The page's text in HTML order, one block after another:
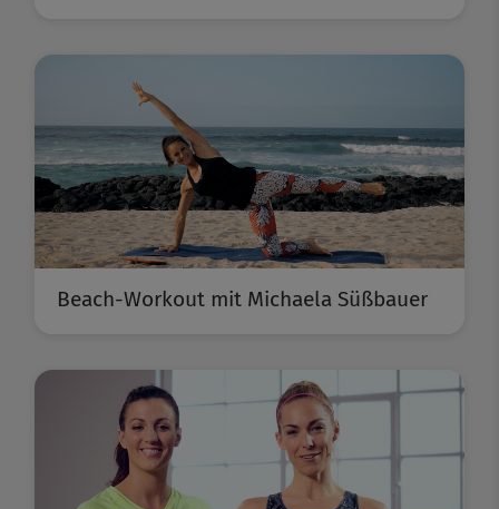
Beach-Workout mit Michaela Süßbauer